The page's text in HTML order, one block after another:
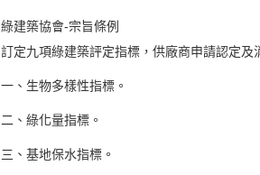
綠建築協會-宗旨條例
訂定九項綠建築評定指標，供廠商申請認定及
一、生物多樣性指標。
二、綠化量指標。
三、基地保水指標。